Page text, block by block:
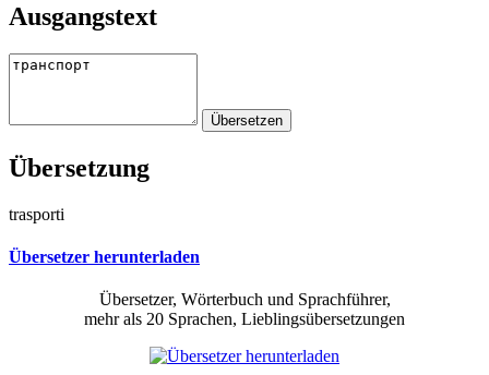
Ausgangstext
Übersetzung
trasporti
Übersetzer herunterladen
Übersetzer, Wörterbuch und Sprachführer,
mehr als 20 Sprachen, Lieblingsübersetzungen